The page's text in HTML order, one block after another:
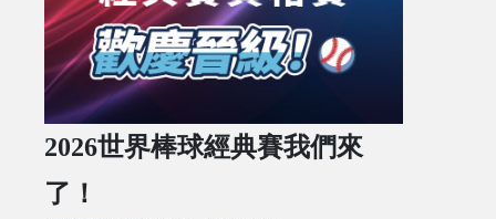
2026世界棒球經典賽我們來
了！